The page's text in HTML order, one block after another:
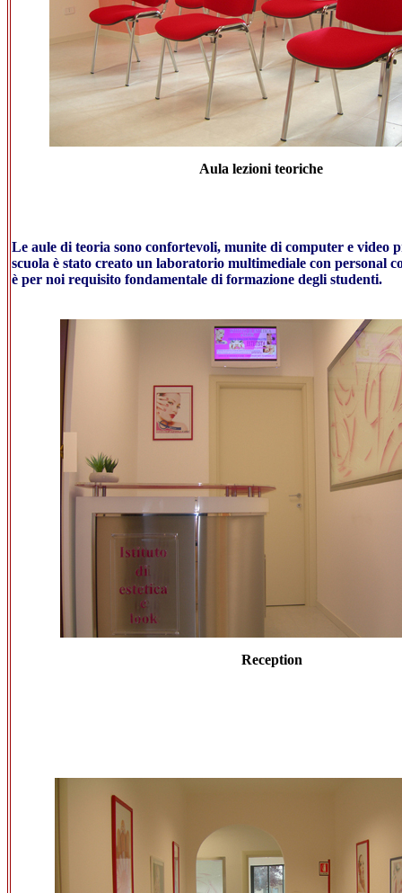
Aula lezioni teoriche
Le aule di teoria sono confortevoli, munite di computer e video
scuola è stato creato un laboratorio multimediale con personal
è per noi requisito fondamentale di formazione degli studenti.
Reception